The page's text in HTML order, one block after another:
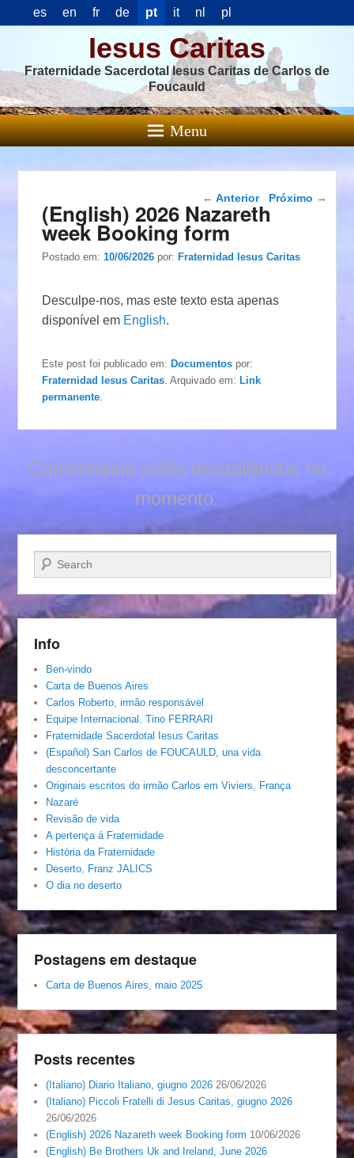
es en fr de pt it nl pl
Iesus Caritas
Fraternidade Sacerdotal Iesus Caritas de Carlos de
Foucauld
Menu
Navegação das
postagens
← Anterior Próximo →
(English) 2026 Nazareth
week Booking form
Postado em:10/06/2026 por:Fraternidad Iesus Caritas
Desculpe-nos, mas este texto esta apenas
disponível em English.
Este post foi publicado em:Documentos por:
Fraternidad Iesus Caritas . Arquivado em:Link
permanente
Comentários estão desabilitados no
momento.
Pesquisar…
Info
Ben-vindo
Carta de Buenos Aires
Carlos Roberto, irmâo responsável
Equipe Internacional. Tino FERRARI
Fraternidade Sacerdotal Iesus Caritas
(Español) San Carlos de FOUCAULD, una vida
desconcertante
Originais escritos do irmão Carlos em Viviers, França
Nazaré
Revisão de vida
A pertença á Fraternidade
História da Fraternidade
Deserto, Franz JALICS
O dia no deserto
Postagens em destaque
Carta de Buenos Aires, maio 2025
Posts recentes
(Italiano) Diario Italiano, giugno 2026 26/06/2026
(Italiano) Piccoli Fratelli di Jesus Caritas, giugno 2026
26/06/2026
(English) 2026 Nazareth week Booking form 10/06/2026
(English) Be Brothers Uk and Ireland, June 2026